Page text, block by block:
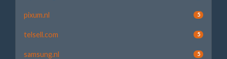
pixum.nl 5
telsell.com 5
samsung.nl 5